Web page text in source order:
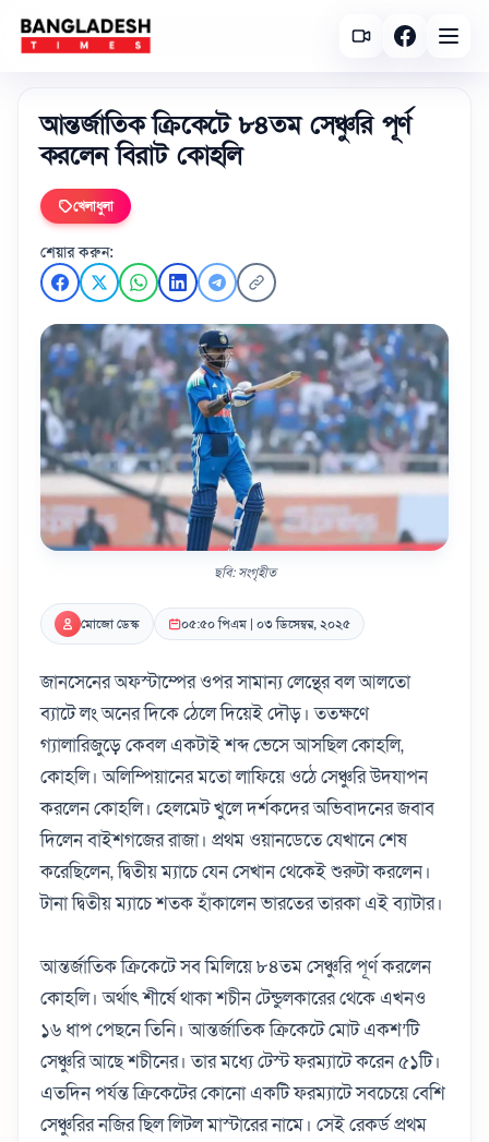
আন্তর্জাতিক ক্রিকেটে ৮৪তম সেঞ্চুরি পূর্ণ
করলেন বিরাট কোহলি
খেলাধুলা
শেয়ার করুন:
ছবি: সংগৃহীত
মোজো ডেস্ক ০৫:৫০ পিএম | ০৩ ডিসেম্বর, ২০২৫
জানসেনের অফস্টাম্পের ওপর সামান্য লেন্থের বল আলতো
ব্যাটে লং অনের দিকে ঠেলে দিয়েই দৌড়। ততক্ষণে
গ্যালারিজুড়ে কেবল একটাই শব্দ ভেসে আসছিল কোহলি,
কোহলি। অলিম্পিয়ানের মতো লাফিয়ে ওঠে সেঞ্চুরি উদযাপন
করলেন কোহলি। হেলমেট খুলে দর্শকদের অভিবাদনের জবাব
দিলেন বাইশগজের রাজা। প্রথম ওয়ানডেতে যেখানে শেষ
করেছিলেন, দ্বিতীয় ম্যাচে যেন সেখান থেকেই শুরুটা করলেন।
টানা দ্বিতীয় ম্যাচে শতক হাঁকালেন ভারতের তারকা এই ব্যাটার।
আন্তর্জাতিক ক্রিকেটে সব মিলিয়ে ৮৪তম সেঞ্চুরি পূর্ণ করলেন
কোহলি। অর্থাৎ শীর্ষে থাকা শচীন টেন্ডুলকারের থেকে এখনও
১৬ ধাপ পেছনে তিনি। আন্তর্জাতিক ক্রিকেটে মোট একশ’টি
সেঞ্চুরি আছে শচীনের। তার মধ্যে টেস্ট ফরম্যাটে করেন ৫১টি।
এতদিন পর্যন্ত ক্রিকেটের কোনো একটি ফরম্যাটে সবচেয়ে বেশি
সেঞ্চুরির নজির ছিল লিটল মাস্টারের নামে। সেই রেকর্ড প্রথম